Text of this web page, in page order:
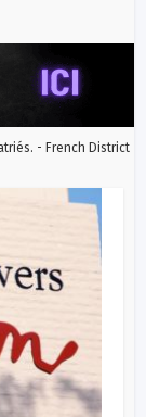
- French District